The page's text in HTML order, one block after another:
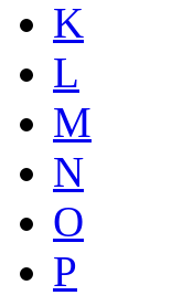
K
L
M
N
O
P